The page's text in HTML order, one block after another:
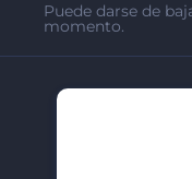
Puede darse de
momento.